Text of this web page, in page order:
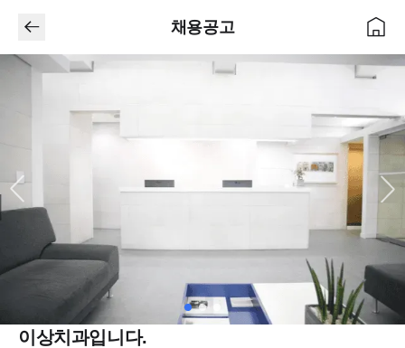
채용공고
이상치과입니다.